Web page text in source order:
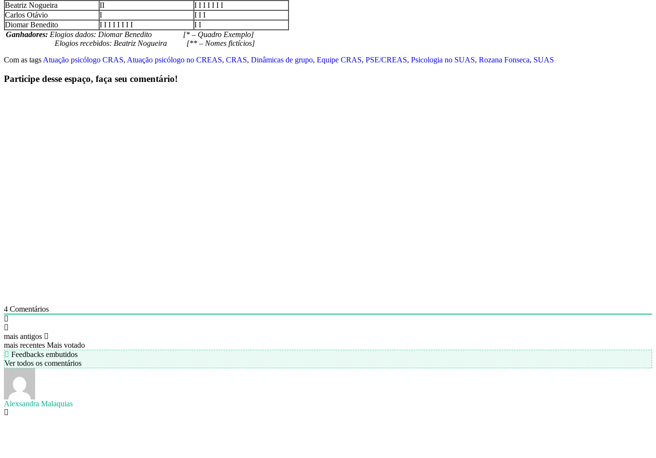
Beatriz Nogueira
II
I I I I I I I
Carlos Otávio
I
I I I
Diomar Benedito
I I I I I I I I
I I
Ganhadores: Elogios dados: Diomar Benedito [* – Quadro Exemplo]
Elogios recebidos: Beatriz Nogueira [** – Nomes fictícios]
Com as tags Atuação psicólogo CRAS, Atuação psicólogo no CREAS, CRAS, Dinâmicas de grupo, Equipe CRAS, PSE/CREAS, Psicologia no SUAS, Rozana Fonseca, SUAS
Participe desse espaço, faça seu comentário!
4 Comentários
mais antigos
mais recentes Mais votado
Feedbacks embutidos
Ver todos os comentários
Alexsandra Malaquias